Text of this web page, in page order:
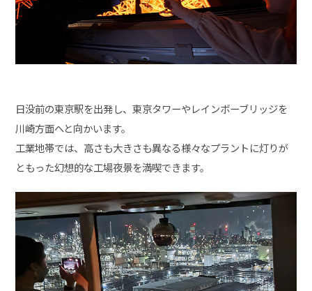
日没前の東京駅を出発し、東京タワーやレインボーブリッジを
川崎方面へと向かいます。
工業地帯では、高さも大きさも異なる様々なプラントに灯りが
ともった幻想的な工場夜景を満喫できます。